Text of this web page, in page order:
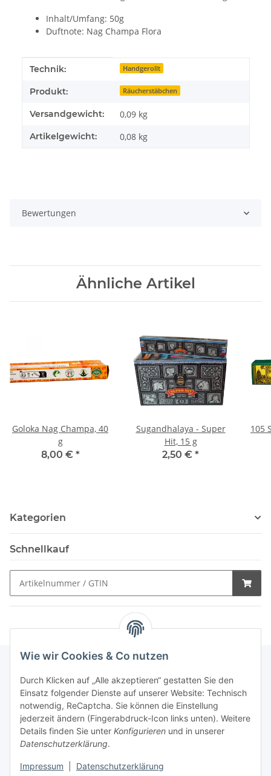
Wie wir Cookies & Co nutzen
Durch Klicken auf „Alle akzeptieren“ gestatten Sie den
Einsatz folgender Dienste auf unserer Website: Technisch
notwendig, ReCaptcha. Sie können die Einstellung
jederzeit ändern (Fingerabdruck-Icon links unten). Weitere
Details finden Sie unter Konfigurieren und in unserer
Datenschutzerklärung.
Impressum Datenschutzerklärung
Inhalt/Umfang: 50g
Duftnote: Nag Champa Flora
Produkteigenschaft
Wert
Technik: Handgerollt
Produkt: Räucherstäbchen
Versandgewicht: 0,09 kg
Artikelgewicht: 0,08 kg
Bewertungen
Ähnliche Artikel
Goloka Nag Champa, 40
g
8,00 € *
Sugandhalaya - Super
Hit, 15 g
2,50 € *
105
Kategorien
Schnellkauf
Schnellkauf